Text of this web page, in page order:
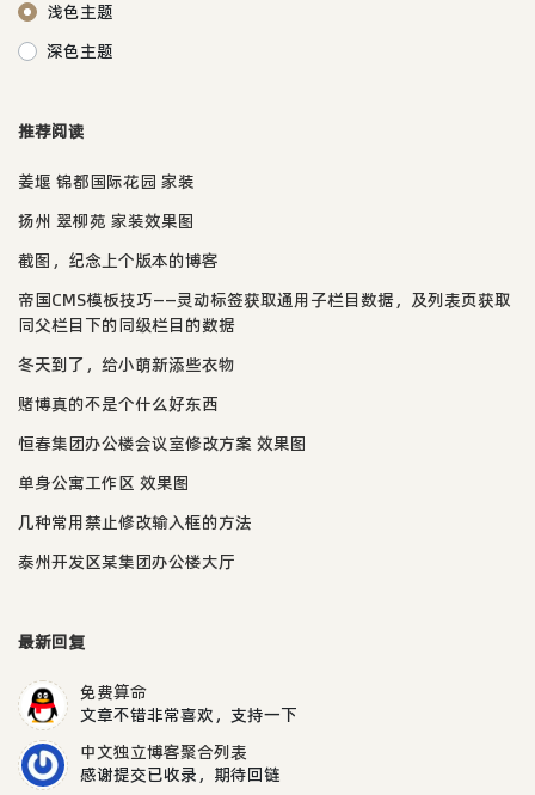
浅色主题
深色主题
推荐阅读
姜堰 锦都国际花园 家装
扬州 翠柳苑 家装效果图
截图，纪念上个版本的博客
帝国CMS模板技巧——灵动标签获取通用子栏目数据，及列表页获取
同父栏目下的同级栏目的数据
冬天到了，给小萌新添些衣物
赌博真的不是个什么好东西
恒春集团办公楼会议室修改方案 效果图
单身公寓工作区 效果图
几种常用禁止修改输入框的方法
泰州开发区某集团办公楼大厅
最新回复
免费算命
文章不错非常喜欢，支持一下
中文独立博客聚合列表
感谢提交已收录，期待回链